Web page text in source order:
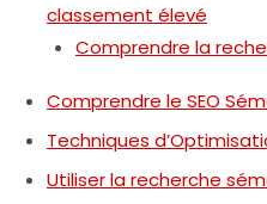
classement élevé
Comprendre la
Comprendre le SEO
Techniques
Utiliser la recherche